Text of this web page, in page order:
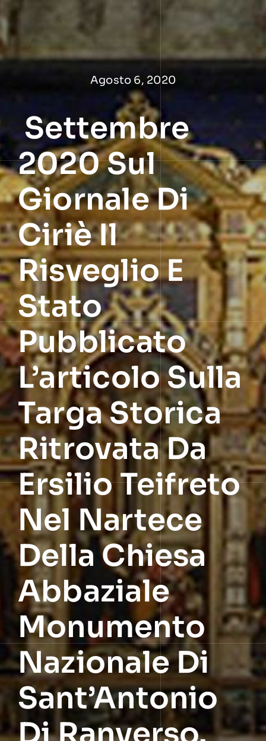
Salta
al
contenuto
Agosto 6, 2020
Settembre
2020 Sul
Giornale Di
Ciriè Il
Risveglio E
Stato
Pubblicato
L’articolo Sulla
Targa Storica
Ritrovata Da
Ersilio Teifreto
Nel Nartece
Della Chiesa
Abbaziale
Monumento
Nazionale Di
Sant’Antonio